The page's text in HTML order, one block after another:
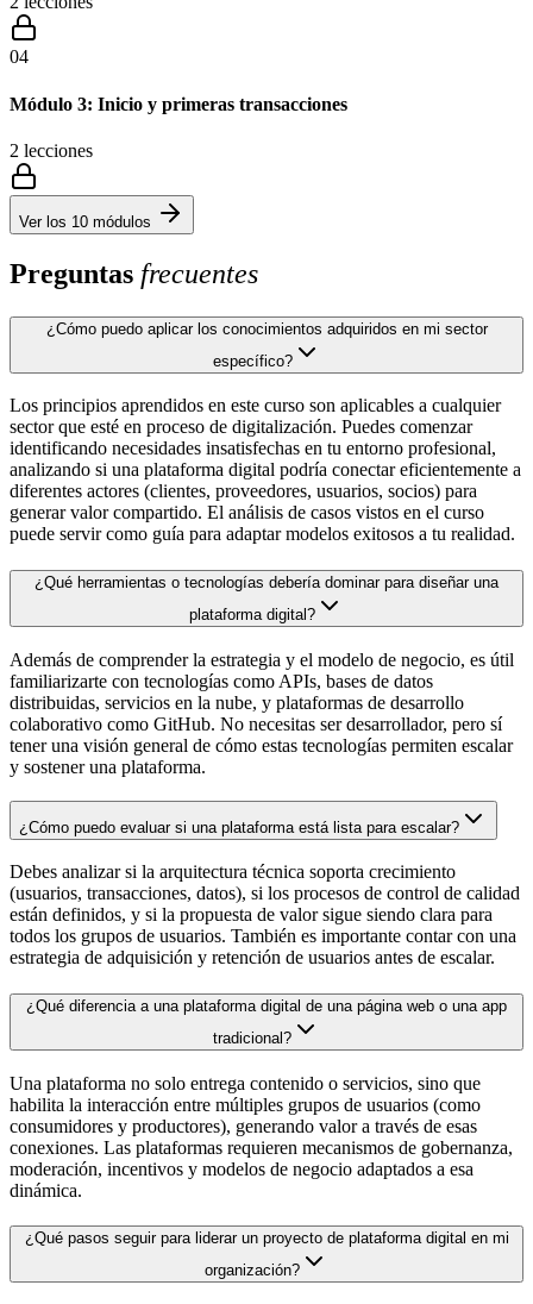
04
Módulo 3: Inicio y primeras transacciones
2 lecciones
Ver los 10 módulos
Preguntas frecuentes
¿Cómo puedo aplicar los conocimientos adquiridos en mi sector
específico?
Los principios aprendidos en este curso son aplicables a cualquier
sector que esté en proceso de digitalización. Puedes comenzar
identificando necesidades insatisfechas en tu entorno profesional,
analizando si una plataforma digital podría conectar eficientemente a
diferentes actores (clientes, proveedores, usuarios, socios) para
generar valor compartido. El análisis de casos vistos en el curso
puede servir como guía para adaptar modelos exitosos a tu realidad.
¿Qué herramientas o tecnologías debería dominar para diseñar una
plataforma digital?
Además de comprender la estrategia y el modelo de negocio, es útil
familiarizarte con tecnologías como APIs, bases de datos
distribuidas, servicios en la nube, y plataformas de desarrollo
colaborativo como GitHub. No necesitas ser desarrollador, pero sí
tener una visión general de cómo estas tecnologías permiten escalar
y sostener una plataforma.
¿Cómo puedo evaluar si una plataforma está lista para escalar?
Debes analizar si la arquitectura técnica soporta crecimiento
(usuarios, transacciones, datos), si los procesos de control de calidad
están definidos, y si la propuesta de valor sigue siendo clara para
todos los grupos de usuarios. También es importante contar con una
estrategia de adquisición y retención de usuarios antes de escalar.
¿Qué diferencia a una plataforma digital de una página web o una app
tradicional?
Una plataforma no solo entrega contenido o servicios, sino que
habilita la interacción entre múltiples grupos de usuarios (como
consumidores y productores), generando valor a través de esas
conexiones. Las plataformas requieren mecanismos de gobernanza,
moderación, incentivos y modelos de negocio adaptados a esa
dinámica.
¿Qué pasos seguir para liderar un proyecto de plataforma digital en mi
organización?